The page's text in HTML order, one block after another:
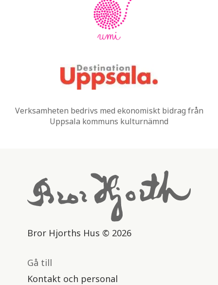
Verksamheten bedrivs med ekonomiskt bidrag från
Uppsala kommuns kulturnämnd
Bror Hjorths Hus © 2026
Gå till
Kontakt och personal